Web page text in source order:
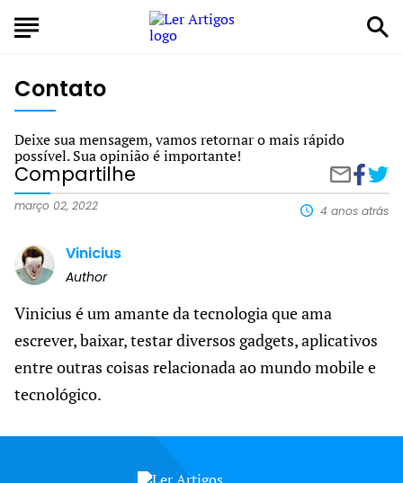
Contato
março 02, 2022 4 anos atrás
Deixe sua mensagem, vamos retornar o mais rápido
possível. Sua opinião é importante!
Compartilhe
por
e-
no
Vinicius
Author
Vinicius é um amante da tecnologia que ama
escrever, baixar, testar diversos gadgets, aplicativos
entre outras coisas relacionada ao mundo mobile e
tecnológico.